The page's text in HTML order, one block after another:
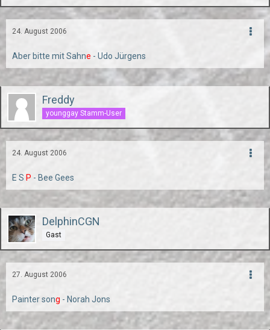
24. August 2006
Aber bitte mit Sahne - Udo Jürgens
Freddy
younggay Stamm-User
24. August 2006
E S P - Bee Gees
DelphinCGN
Gast
27. August 2006
Painter song - Norah Jons